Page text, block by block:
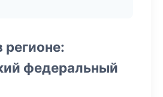
регионе:
федеральный